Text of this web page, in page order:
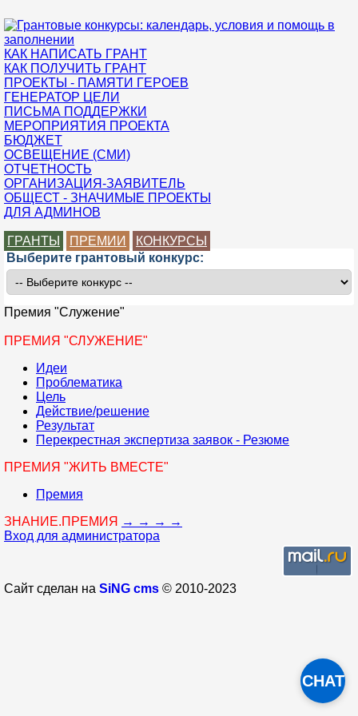
КАК НАПИСАТЬ ГРАНТ
КАК ПОЛУЧИТЬ ГРАНТ
ПРОЕКТЫ - ПАМЯТИ ГЕРОЕВ
ГЕНЕРАТОР ЦЕЛИ
ПИСЬМА ПОДДЕРЖКИ
МЕРОПРИЯТИЯ ПРОЕКТА
БЮДЖЕТ
ОСВЕЩЕНИЕ (СМИ)
ОТЧЕТНОСТЬ
ОРГАНИЗАЦИЯ-ЗАЯВИТЕЛЬ
ОБЩЕСТ - ЗНАЧИМЫЕ ПРОЕКТЫ
ДЛЯ АДМИНОВ
ГРАНТЫ ПРЕМИИ
КОНКУРСЫ
Выберите грантовый конкурс:
Премия "Служение"
ПРЕМИЯ "СЛУЖЕНИЕ"
Идеи
Проблематика
Цель
Действие/решение
Результат
Перекрестная экспертиза заявок - Резюме
ПРЕМИЯ "ЖИТЬ ВМЕСТЕ"
Премия
ЗНАНИЕ.ПРЕМИЯ → → → →
CHAT
Вход для администратора
Сайт сделан на SiNG cms © 2010-2023